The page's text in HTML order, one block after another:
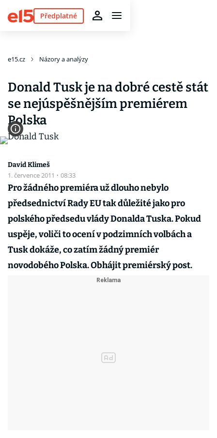
Předplatné
e15.cz Názory a analýzy
Donald Tusk je na dobré cestě stát
se nejúspěšnějším premiérem
Polska
David Klimeš
1. července 2011 · 08:33
Pro žádného premiéra už dlouho nebylo
předsednictví Rady EU tak důležité jako pro
polského předsedu vlády Donalda Tuska. Pokud
uspěje, voliči to ocení v podzimních volbách a
Tusk dokáže, co zatím žádný premiér
novodobého Polska. Obhájit premiérský post.